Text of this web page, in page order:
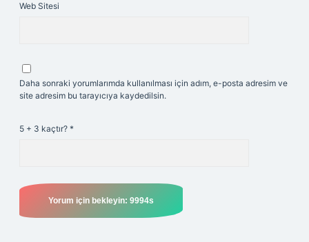
Web Sitesi
Daha sonraki yorumlarımda kullanılması için adım, e-posta adresim ve
site adresim bu tarayıcıya kaydedilsin.
5 + 3 kaçtır? *